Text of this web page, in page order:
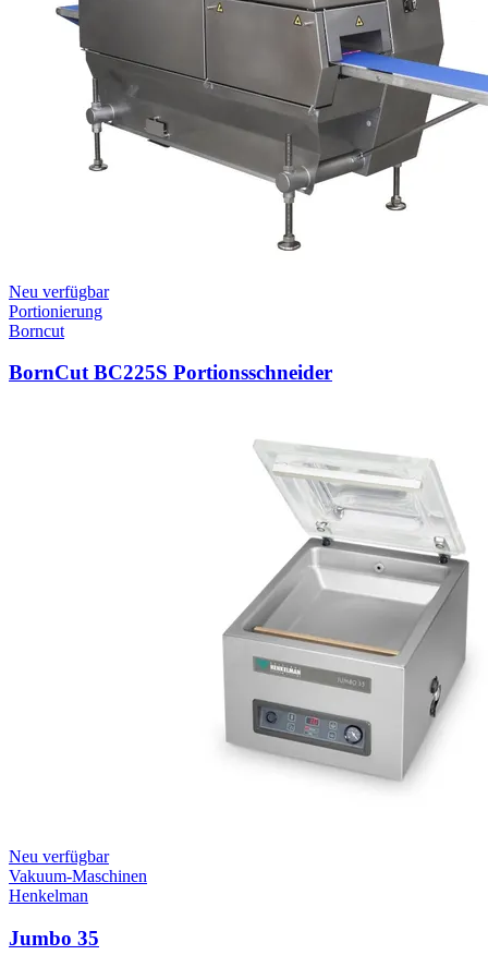
Neu verfügbar
Portionierung
Borncut
BornCut BC225S Portionsschneider
Neu verfügbar
Vakuum-Maschinen
Henkelman
Jumbo 35